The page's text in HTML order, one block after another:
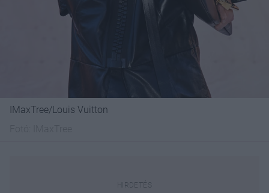
IMaxTree/Louis Vuitton